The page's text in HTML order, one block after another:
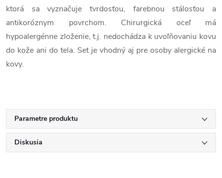
ktorá sa vyznačuje tvrdosťou, farebnou stálosťou a
antikoróznym povrchom. Chirurgická oceľ má
hypoalergénne zloženie, t.j. nedochádza k uvoľňovaniu kovu
do kože ani do tela. Set je vhodný aj pre osoby alergické na
kovy.
Parametre produktu
Diskusia